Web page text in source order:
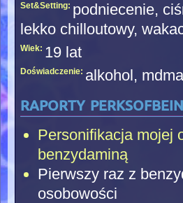
Set&Setting: podniecenie,
lekko chilloutowy,
Wiek: 19 lat
Doświadczenie: alkohol,
raporty
Personifikacja mojej
benzydaminą
Pierwszy raz z
osobowości